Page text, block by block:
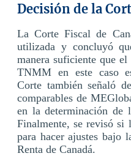
Decisión de la
La Corte Fiscal de
utilizada y concluyó
manera suficiente que
TNMM en este caso
Corte también señaló
comparables de
en la determinación de
Finalmente, se revisó si
para hacer ajustes bajo
Renta de Canadá.